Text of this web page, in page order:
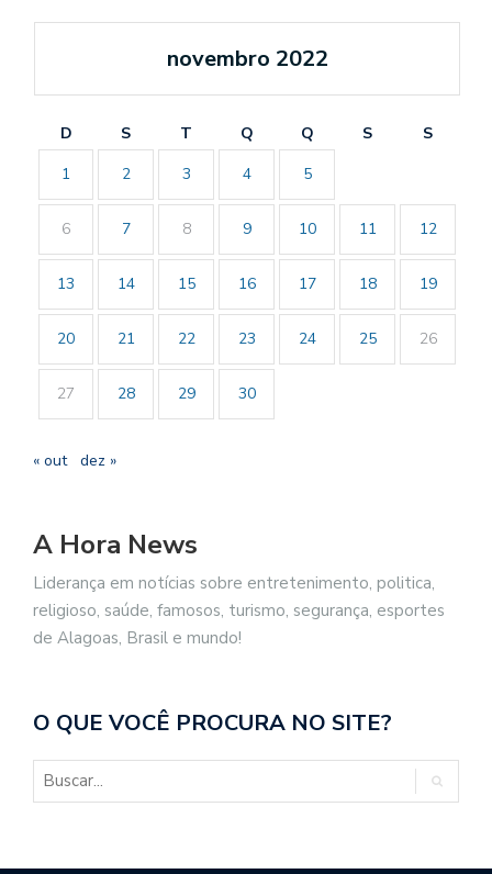
novembro 2022
D S T Q Q S
S
1
2 3 4 5
6 7 8 9 10 11 12
13 14 15 16 17 18 19
20 21 22 23 24 25 26
27 28 29 30
« out dez »
A Hora News
Liderança em notícias sobre entretenimento, politica,
religioso, saúde, famosos, turismo, segurança, esportes
de Alagoas, Brasil e mundo!
O QUE VOCÊ PROCURA NO SITE?